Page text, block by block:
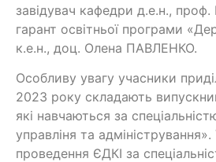
завідувач кафедри д.е.н.,
гарант освітньої програми
к.е.н., доц. Олена ПАВЛЕНКО.
Особливу увагу учасники
2023 року складають
які навчаються за
управліня та
проведення ЄДКІ за